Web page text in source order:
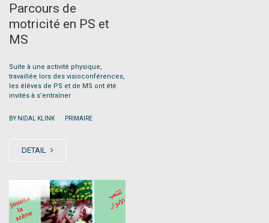
Parcours de
motricité en PS et
MS
Suite à une activité physique,
travaillée lors des visioconférences,
les élèves de PS et de MS ont été
invités à s’entraîner
BY NIDAL KLINK PRIMAIRE
DETAIL
10